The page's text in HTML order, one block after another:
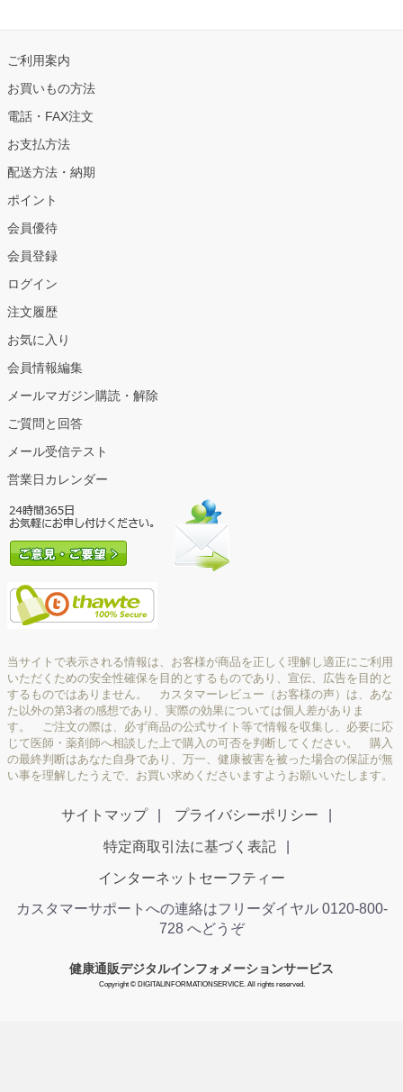
ご利用案内
お買いもの方法
電話・FAX注文
お支払方法
配送方法・納期
ポイント
会員優待
会員登録
ログイン
注文履歴
お気に入り
会員情報編集
メールマガジン購読・解除
ご質問と回答
メール受信テスト
営業日カレンダー
当サイトで表示される情報は、お客様が商品を正しく理解し適正にご利用
いただくための安全性確保を目的とするものであり、宣伝、広告を目的と
するものではありません。 カスタマーレビュー（お客様の声）は、あな
た以外の第3者の感想であり、実際の効果については個人差がありま
す。 ご注文の際は、必ず商品の公式サイト等で情報を収集し、必要に応
じて医師・薬剤師へ相談した上で購入の可否を判断してください。 購入
の最終判断はあなた自身であり、万一、健康被害を被った場合の保証が無
い事を理解したうえで、お買い求めくださいますようお願いいたします。
サイトマップ プライバシーポリシー
特定商取引法に基づく表記
インターネットセーフティー
カスタマーサポートへの連絡はフリーダイヤル 0120-800-
728 へどうぞ
健康通販デジタルインフォメーションサービス
Copyright © DIGITALINFORMATIONSERVICE. All rights reserved.